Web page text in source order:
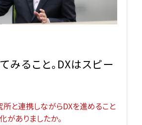
みること。DXはスピー
と連携しながらDXを進めること
がありましたか。